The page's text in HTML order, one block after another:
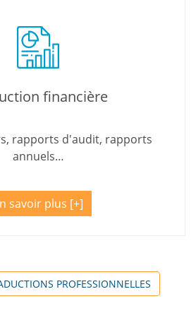
financière
rapports d'audit, rapports
annuels…
savoir plus
PROFESSIONNELLES